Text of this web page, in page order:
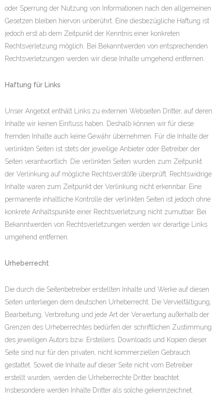
oder Sperrung der Nutzung von Informationen nach den allgemeinen
Gesetzen bleiben hiervon unberührt. Eine diesbezügliche Haftung ist
jedoch erst ab dem Zeitpunkt der Kenntnis einer konkreten
Rechtsverletzung möglich. Bei Bekanntwerden von entsprechenden
Rechtsverletzungen werden wir diese Inhalte umgehend entfernen.
Haftung für Links
Unser Angebot enthält Links zu externen Webseiten Dritter, auf deren
Inhalte wir keinen Einfluss haben. Deshalb können wir für diese
fremden Inhalte auch keine Gewähr übernehmen. Für die Inhalte der
verlinkten Seiten ist stets der jeweilige Anbieter oder Betreiber der
Seiten verantwortlich. Die verlinkten Seiten wurden zum Zeitpunkt
der Verlinkung auf mögliche Rechtsverstöße überprüft. Rechtswidrige
Inhalte waren zum Zeitpunkt der Verlinkung nicht erkennbar. Eine
permanente inhaltliche Kontrolle der verlinkten Seiten ist jedoch ohne
konkrete Anhaltspunkte einer Rechtsverletzung nicht zumutbar. Bei
Bekanntwerden von Rechtsverletzungen werden wir derartige Links
umgehend entfernen.
Urheberrecht
Die durch die Seitenbetreiber erstellten Inhalte und Werke auf diesen
Seiten unterliegen dem deutschen Urheberrecht. Die Vervielfältigung,
Bearbeitung, Verbreitung und jede Art der Verwertung außerhalb der
Grenzen des Urheberrechtes bedürfen der schriftlichen Zustimmung
des jeweiligen Autors bzw. Erstellers. Downloads und Kopien dieser
Seite sind nur für den privaten, nicht kommerziellen Gebrauch
gestattet. Soweit die Inhalte auf dieser Seite nicht vom Betreiber
erstellt wurden, werden die Urheberrechte Dritter beachtet.
Insbesondere werden Inhalte Dritter als solche gekennzeichnet.